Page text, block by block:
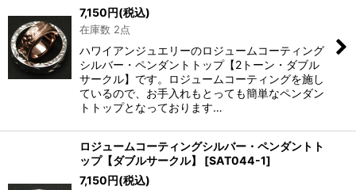
7,150円(税込)
在庫数 2点
ハワイアンジュエリーのロジュームコーティング
シルバー・ペンダントトップ【2トーン・ダブル
サークル】です。ロジュームコーティングを施し
ているので、お手入れもとっても簡単なペンダン
トトップとなっております…
ロジュームコーティングシルバー・ペンダントト
ップ【ダブルサークル】
[SAT044-1]
7,150円(税込)